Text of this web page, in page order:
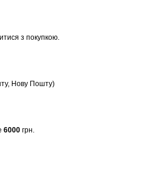
з покупкою.
Нову Пошту)
6000 грн.